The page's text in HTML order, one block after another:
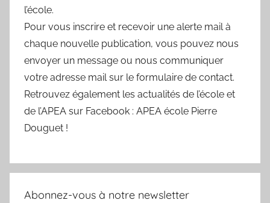
l’école.
Pour vous inscrire et recevoir une alerte mail à
chaque nouvelle publication, vous pouvez nous
envoyer un message ou nous communiquer
votre adresse mail sur le formulaire de contact.
Retrouvez également les actualités de l’école et
de l’APEA sur Facebook : APEA école Pierre
Douguet !
Abonnez-vous à notre newsletter